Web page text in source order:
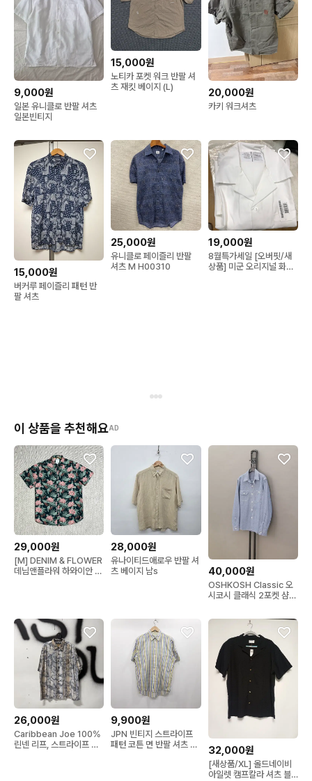
9,000원
일본 유니클로 반팔 셔츠
일본빈티지
15,000원
노티카 포켓 워크 반팔 셔
츠 재킷 베이지 (L)
20,000원
카키 워크셔츠
15,000원
버커루 페이즐리 패턴 반
팔 셔츠
25,000원
유니클로 페이즐리 반팔
셔츠 M H00310
19,000원
8월특가세일 [오버핏/새
상품] 미군 오리지널 화이
이 상품을 추천해요AD
29,000원
[M] DENIM & FLOWER
데님앤플라워 하와이안 반
28,000원
유나이티드애로우 반팔 셔
츠 베이지 남s
40,000원
OSHKOSH Classic 오
시코시 클래식 2포켓 샴브
26,000원
Caribbean Joe 100%
린넨 리프, 스트라이프 패
9,900원
JPN 빈티지 스트라이프
패턴 코튼 면 반팔 셔츠 남
32,000원
[새상품/XL] 올드네이비
아일렛 캠프칼라 셔츠 블